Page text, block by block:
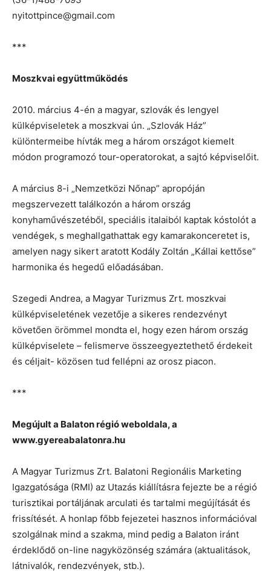
nyitottpince@gmail.com
***
Moszkvai együttműködés
2010. március 4-én a magyar, szlovák és lengyel
külképviseletek a moszkvai ún. „Szlovák Ház”
különtermeibe hívták meg a három országot kiemelt
módon programozó tour-operatorokat, a sajtó képviselőit.
A március 8-i „Nemzetközi Nőnap” apropóján
megszervezett találkozón a három ország
konyhaművészetéből, speciális italaiból kaptak kóstolót a
vendégek, s meghallgathattak egy kamarakonceretet is,
amelyen nagy sikert aratott Kodály Zoltán „Kállai kettőse”
harmonika és hegedű előadásában.
Szegedi Andrea, a Magyar Turizmus Zrt. moszkvai
külképviseletének vezetője a sikeres rendezvényt
követően örömmel mondta el, hogy ezen három ország
külképviselete – felismerve összeegyeztethető érdekeit
és céljait- közösen tud fellépni az orosz piacon.
***
Megújult a Balaton régió weboldala, a
www.gyereabalatonra.hu
A Magyar Turizmus Zrt. Balatoni Regionális Marketing
Igazgatósága (RMI) az Utazás kiállításra fejezte be a régió
turisztikai portáljának arculati és tartalmi megújítását és
frissítését. A honlap főbb fejezetei hasznos információval
szolgálnak mind a szakma, mind pedig a Balaton iránt
érdeklődő on-line nagyközönség számára (aktualitások,
látnivalók, rendezvények, stb.).